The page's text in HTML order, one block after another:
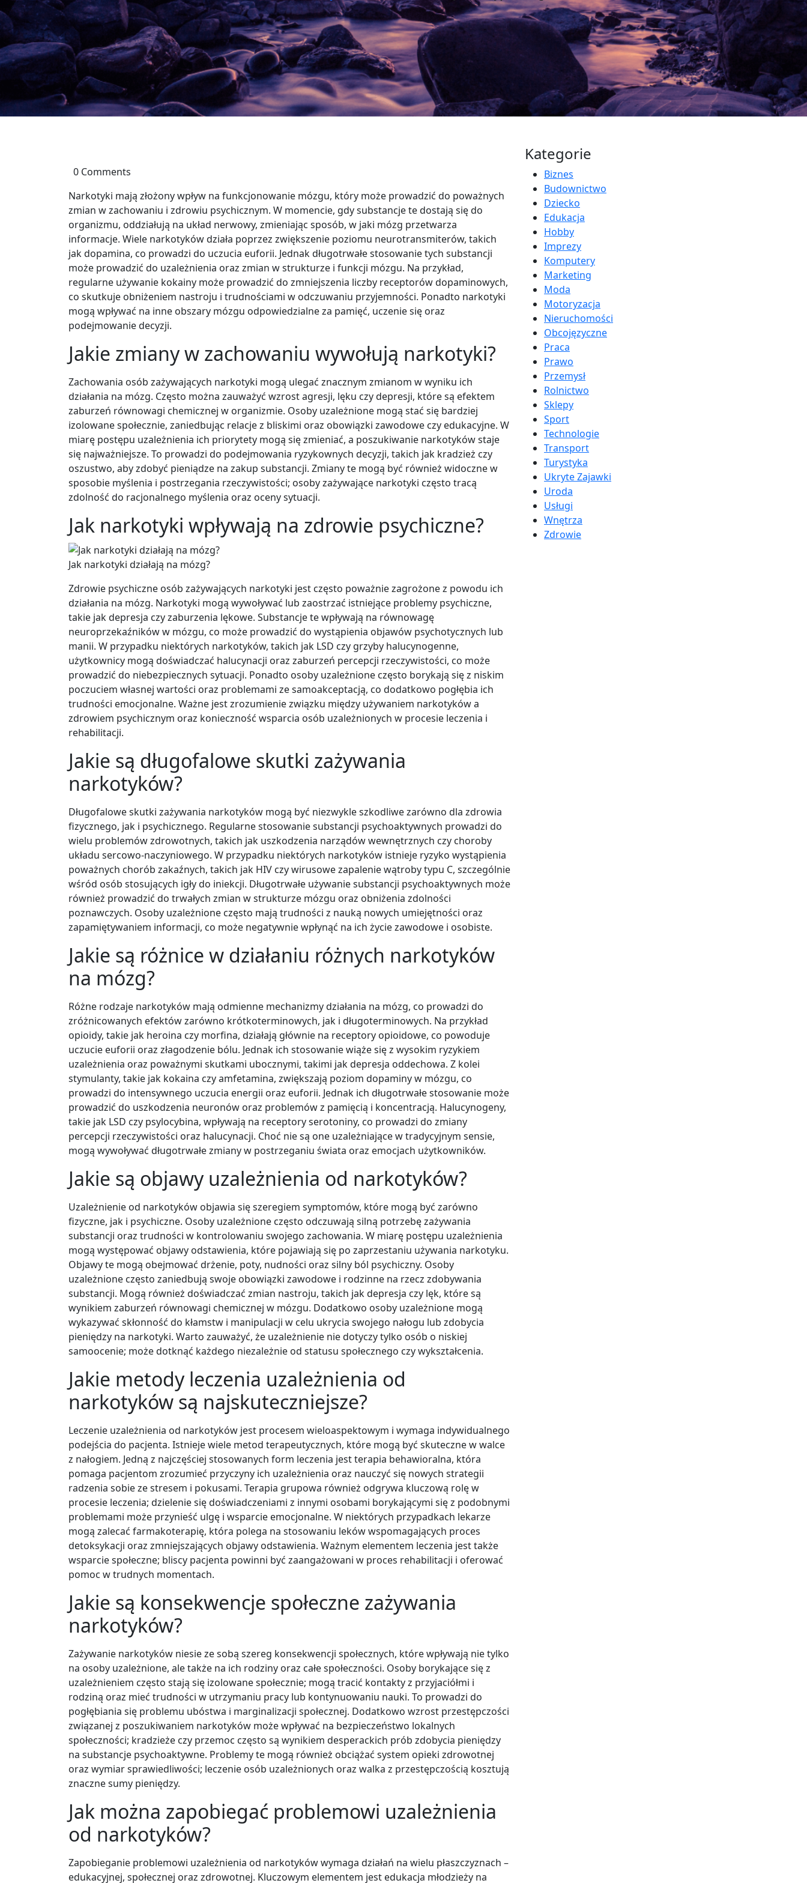
0 Comments
Narkotyki mają złożony wpływ na funkcjonowanie mózgu, który może prowadzić do poważnych
zmian w zachowaniu i zdrowiu psychicznym. W momencie, gdy substancje te dostają się do
organizmu, oddziałują na układ nerwowy, zmieniając sposób, w jaki mózg przetwarza
informacje. Wiele narkotyków działa poprzez zwiększenie poziomu neurotransmiterów, takich
jak dopamina, co prowadzi do uczucia euforii. Jednak długotrwałe stosowanie tych substancji
może prowadzić do uzależnienia oraz zmian w strukturze i funkcji mózgu. Na przykład,
regularne używanie kokainy może prowadzić do zmniejszenia liczby receptorów dopaminowych,
co skutkuje obniżeniem nastroju i trudnościami w odczuwaniu przyjemności. Ponadto narkotyki
mogą wpływać na inne obszary mózgu odpowiedzialne za pamięć, uczenie się oraz
podejmowanie decyzji.
Jakie zmiany w zachowaniu wywołują narkotyki?
Zachowania osób zażywających narkotyki mogą ulegać znacznym zmianom w wyniku ich
działania na mózg. Często można zauważyć wzrost agresji, lęku czy depresji, które są efektem
zaburzeń równowagi chemicznej w organizmie. Osoby uzależnione mogą stać się bardziej
izolowane społecznie, zaniedbując relacje z bliskimi oraz obowiązki zawodowe czy edukacyjne. W
miarę postępu uzależnienia ich priorytety mogą się zmieniać, a poszukiwanie narkotyków staje
się najważniejsze. To prowadzi do podejmowania ryzykownych decyzji, takich jak kradzież czy
oszustwo, aby zdobyć pieniądze na zakup substancji. Zmiany te mogą być również widoczne w
sposobie myślenia i postrzegania rzeczywistości; osoby zażywające narkotyki często tracą
zdolność do racjonalnego myślenia oraz oceny sytuacji.
Jak narkotyki wpływają na zdrowie psychiczne?
Jak narkotyki działają na mózg?
Zdrowie psychiczne osób zażywających narkotyki jest często poważnie zagrożone z powodu ich
działania na mózg. Narkotyki mogą wywoływać lub zaostrzać istniejące problemy psychiczne,
takie jak depresja czy zaburzenia lękowe. Substancje te wpływają na równowagę
neuroprzekaźników w mózgu, co może prowadzić do wystąpienia objawów psychotycznych lub
manii. W przypadku niektórych narkotyków, takich jak LSD czy grzyby halucynogenne,
użytkownicy mogą doświadczać halucynacji oraz zaburzeń percepcji rzeczywistości, co może
prowadzić do niebezpiecznych sytuacji. Ponadto osoby uzależnione często borykają się z niskim
poczuciem własnej wartości oraz problemami ze samoakceptacją, co dodatkowo pogłębia ich
trudności emocjonalne. Ważne jest zrozumienie związku między używaniem narkotyków a
zdrowiem psychicznym oraz konieczność wsparcia osób uzależnionych w procesie leczenia i
rehabilitacji.
Jakie są długofalowe skutki zażywania
narkotyków?
Długofalowe skutki zażywania narkotyków mogą być niezwykle szkodliwe zarówno dla zdrowia
fizycznego, jak i psychicznego. Regularne stosowanie substancji psychoaktywnych prowadzi do
wielu problemów zdrowotnych, takich jak uszkodzenia narządów wewnętrznych czy choroby
układu sercowo-naczyniowego. W przypadku niektórych narkotyków istnieje ryzyko wystąpienia
poważnych chorób zakaźnych, takich jak HIV czy wirusowe zapalenie wątroby typu C, szczególnie
wśród osób stosujących igły do iniekcji. Długotrwałe używanie substancji psychoaktywnych może
również prowadzić do trwałych zmian w strukturze mózgu oraz obniżenia zdolności
poznawczych. Osoby uzależnione często mają trudności z nauką nowych umiejętności oraz
zapamiętywaniem informacji, co może negatywnie wpłynąć na ich życie zawodowe i osobiste.
Jakie są różnice w działaniu różnych narkotyków
na mózg?
Różne rodzaje narkotyków mają odmienne mechanizmy działania na mózg, co prowadzi do
zróżnicowanych efektów zarówno krótkoterminowych, jak i długoterminowych. Na przykład
opioidy, takie jak heroina czy morfina, działają głównie na receptory opioidowe, co powoduje
uczucie euforii oraz złagodzenie bólu. Jednak ich stosowanie wiąże się z wysokim ryzykiem
uzależnienia oraz poważnymi skutkami ubocznymi, takimi jak depresja oddechowa. Z kolei
stymulanty, takie jak kokaina czy amfetamina, zwiększają poziom dopaminy w mózgu, co
prowadzi do intensywnego uczucia energii oraz euforii. Jednak ich długotrwałe stosowanie może
prowadzić do uszkodzenia neuronów oraz problemów z pamięcią i koncentracją. Halucynogeny,
takie jak LSD czy psylocybina, wpływają na receptory serotoniny, co prowadzi do zmiany
percepcji rzeczywistości oraz halucynacji. Choć nie są one uzależniające w tradycyjnym sensie,
mogą wywoływać długotrwałe zmiany w postrzeganiu świata oraz emocjach użytkowników.
Jakie są objawy uzależnienia od narkotyków?
Uzależnienie od narkotyków objawia się szeregiem symptomów, które mogą być zarówno
fizyczne, jak i psychiczne. Osoby uzależnione często odczuwają silną potrzebę zażywania
substancji oraz trudności w kontrolowaniu swojego zachowania. W miarę postępu uzależnienia
mogą występować objawy odstawienia, które pojawiają się po zaprzestaniu używania narkotyku.
Objawy te mogą obejmować drżenie, poty, nudności oraz silny ból psychiczny. Osoby
uzależnione często zaniedbują swoje obowiązki zawodowe i rodzinne na rzecz zdobywania
substancji. Mogą również doświadczać zmian nastroju, takich jak depresja czy lęk, które są
wynikiem zaburzeń równowagi chemicznej w mózgu. Dodatkowo osoby uzależnione mogą
wykazywać skłonność do kłamstw i manipulacji w celu ukrycia swojego nałogu lub zdobycia
pieniędzy na narkotyki. Warto zauważyć, że uzależnienie nie dotyczy tylko osób o niskiej
samoocenie; może dotknąć każdego niezależnie od statusu społecznego czy wykształcenia.
Jakie metody leczenia uzależnienia od
narkotyków są najskuteczniejsze?
Leczenie uzależnienia od narkotyków jest procesem wieloaspektowym i wymaga indywidualnego
podejścia do pacjenta. Istnieje wiele metod terapeutycznych, które mogą być skuteczne w walce
z nałogiem. Jedną z najczęściej stosowanych form leczenia jest terapia behawioralna, która
pomaga pacjentom zrozumieć przyczyny ich uzależnienia oraz nauczyć się nowych strategii
radzenia sobie ze stresem i pokusami. Terapia grupowa również odgrywa kluczową rolę w
procesie leczenia; dzielenie się doświadczeniami z innymi osobami borykającymi się z podobnymi
problemami może przynieść ulgę i wsparcie emocjonalne. W niektórych przypadkach lekarze
mogą zalecać farmakoterapię, która polega na stosowaniu leków wspomagających proces
detoksykacji oraz zmniejszających objawy odstawienia. Ważnym elementem leczenia jest także
wsparcie społeczne; bliscy pacjenta powinni być zaangażowani w proces rehabilitacji i oferować
pomoc w trudnych momentach.
Jakie są konsekwencje społeczne zażywania
narkotyków?
Zażywanie narkotyków niesie ze sobą szereg konsekwencji społecznych, które wpływają nie tylko
na osoby uzależnione, ale także na ich rodziny oraz całe społeczności. Osoby borykające się z
uzależnieniem często stają się izolowane społecznie; mogą tracić kontakty z przyjaciółmi i
rodziną oraz mieć trudności w utrzymaniu pracy lub kontynuowaniu nauki. To prowadzi do
pogłębiania się problemu ubóstwa i marginalizacji społecznej. Dodatkowo wzrost przestępczości
związanej z poszukiwaniem narkotyków może wpływać na bezpieczeństwo lokalnych
społeczności; kradzieże czy przemoc często są wynikiem desperackich prób zdobycia pieniędzy
na substancje psychoaktywne. Problemy te mogą również obciążać system opieki zdrowotnej
oraz wymiar sprawiedliwości; leczenie osób uzależnionych oraz walka z przestępczością kosztują
znaczne sumy pieniędzy.
Jak można zapobiegać problemowi uzależnienia
od narkotyków?
Zapobieganie problemowi uzależnienia od narkotyków wymaga działań na wielu płaszczyznach –
edukacyjnej, społecznej oraz zdrowotnej. Kluczowym elementem jest edukacja młodzieży na
Kategorie
Biznes
Budownictwo
Dziecko
Edukacja
Hobby
Imprezy
Komputery
Marketing
Moda
Motoryzacja
Nieruchomości
Obcojęzyczne
Praca
Prawo
Przemysł
Rolnictwo
Sklepy
Sport
Technologie
Transport
Turystyka
Ukryte Zajawki
Uroda
Usługi
Wnętrza
Zdrowie